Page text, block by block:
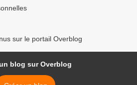
sur le portail Overblog
blog sur Overblog